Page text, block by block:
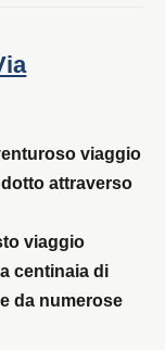
viaggio
attraverso
viaggio
centinaia di
da numerose